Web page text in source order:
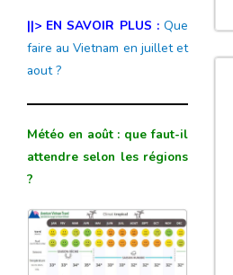
||> EN SAVOIR PLUS : Que
faire au Vietnam en juillet et
aout ?
Météo en août : que faut-il
attendre selon les régions
?